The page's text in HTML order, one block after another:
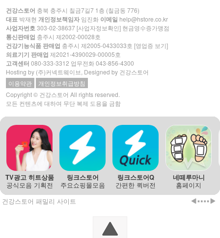
건강스토어 충북 충주시 칠금7길7 1층 (칠금동 776)
대표 박재현 개인정보책임자 임진화 이메일 help@hstore.co.kr
사업자번호303-02-38637[사업자정보확인] 현금영수증가맹점
통신판매업 충주시 제2002-00028호
건강기능식품 판매업 충주시 제2005-0433033호 [영업증 보기]
의료기기 판매업 제2021-4390029-00005호
고객센터 080-333-3312 업무전화043-856-4300
Hosting by (주)커넥트웨이브 , Designed by 건강스토어
이용약관
개인정보취급방침
Copyright © 건강스토어 All rights reserved.
모든 컨텐츠에 대하여 무단 복제 도용을 금함
TV광고 히트상품
공식모음 기획전
링크스토어
주요쇼핑몰모음
링크스토어Q
간편한 퀵버전
네떼루마니
홈페이지
건강스토어 패밀리 사이트